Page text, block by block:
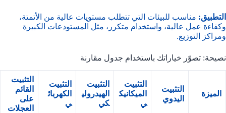
التطبيق: مناسب للبيئات التي تتطلب مستويات عالية من الأتمتة،
وكفاءة عمل عالية، واستخدام متكرر، مثل المستودعات الكبيرة
ومراكز التوزيع.
نصيحة: تصوّر خياراتك باستخدام جدول مقارنة
الميزة
التثبيت
اليدوي
التثبيت
الميكانيك
ي
التثبيت
الهيدرولي
كي
التثبيت
الكهربائ
ي
التثبيت
القائم
على
العجلات